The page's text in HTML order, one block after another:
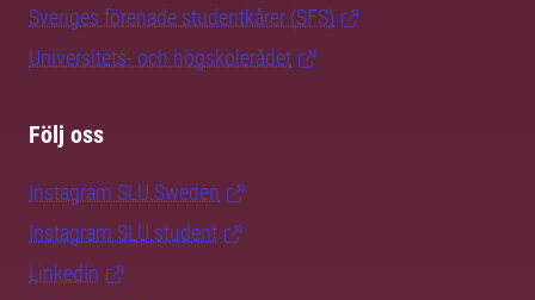
Sveriges förenade studentkårer (SFS)
Universitets- och högskolerådet
Följ oss
Instagram SLU.Sweden
Instagram SLU.student
LinkedIn